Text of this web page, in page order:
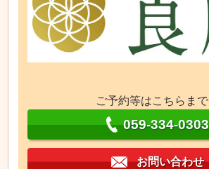
ご予約等はこちらまで
059-334-0303
お問い合わせ